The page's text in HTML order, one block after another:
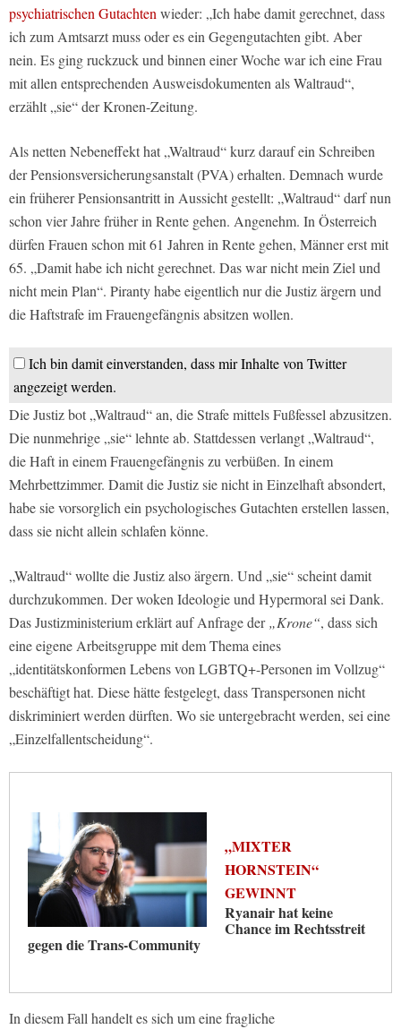
psychiatrischen Gutachten wieder: „Ich habe damit gerechnet, dass
ich zum Amtsarzt muss oder es ein Gegengutachten gibt. Aber
nein. Es ging ruckzuck und binnen einer Woche war ich eine Frau
mit allen entsprechenden Ausweisdokumenten als Waltraud“,
erzählt „sie“ der Kronen-Zeitung.
Als netten Nebeneffekt hat „Waltraud“ kurz darauf ein Schreiben
der Pensionsversicherungsanstalt (PVA) erhalten. Demnach wurde
ein früherer Pensionsantritt in Aussicht gestellt: „Waltraud“ darf nun
schon vier Jahre früher in Rente gehen. Angenehm. In Österreich
dürfen Frauen schon mit 61 Jahren in Rente gehen, Männer erst mit
65. „Damit habe ich nicht gerechnet. Das war nicht mein Ziel und
nicht mein Plan“. Piranty habe eigentlich nur die Justiz ärgern und
die Haftstrafe im Frauengefängnis absitzen wollen.
Ich bin damit einverstanden, dass mir Inhalte von Twitter
angezeigt werden.
Die Justiz bot „Waltraud“ an, die Strafe mittels Fußfessel abzusitzen.
Die nunmehrige „sie“ lehnte ab. Stattdessen verlangt „Waltraud“,
die Haft in einem Frauengefängnis zu verbüßen. In einem
Mehrbettzimmer. Damit die Justiz sie nicht in Einzelhaft absondert,
habe sie vorsorglich ein psychologisches Gutachten erstellen lassen,
dass sie nicht allein schlafen könne.
„Waltraud“ wollte die Justiz also ärgern. Und „sie“ scheint damit
durchzukommen. Der woken Ideologie und Hypermoral sei Dank.
Das Justizministerium erklärt auf Anfrage der„Krone“, dass sich
eine eigene Arbeitsgruppe mit dem Thema eines
„identitätskonformen Lebens von LGBTQ+-Personen im Vollzug“
beschäftigt hat. Diese hätte festgelegt, dass Transpersonen nicht
diskriminiert werden dürften. Wo sie untergebracht werden, sei eine
„Einzelfallentscheidung“.
„MIXTER
HORNSTEIN“
GEWINNT
Ryanair hat keine
Chance im Rechtsstreit
gegen die Trans-Community
In diesem Fall handelt es sich um eine fragliche